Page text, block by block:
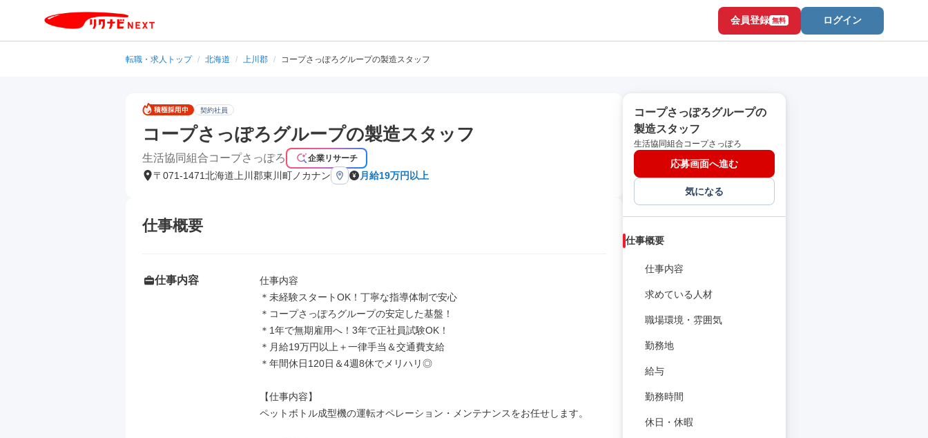
会員登録 無料 ログイン
転職・求人トップ / 北海道 / 上川郡 / コープさっぽろグループの製造スタッフ
契約社員
コープさっぽろグループの製造スタッフ
生活協同組合コープさっぽろ 企業リサーチ
〒071-1471北海道上川郡東川町ノカナン 月給19万円以上
仕事概要
仕事内容
仕事内容
＊未経験スタートOK！丁寧な指導体制で安心
＊コープさっぽろグループの安定した基盤！
＊1年で無期雇用へ！3年で正社員試験OK！
＊月給19万円以上＋一律手当＆交通費支給
＊年間休日120日＆4週8休でメリハリ◎
【仕事内容】
ペットボトル成型機の運転オペレーション・メンテナンスをお任せします。
コープさっぽろグループの
製造スタッフ
生活協同組合コープさっぽろ
応募画面へ進む
気になる
仕事概要
仕事内容
求めている人材
職場環境・雰囲気
勤務地
給与
勤務時間
休日・休暇